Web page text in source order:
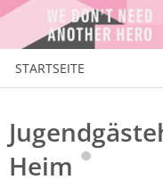
STARTSEITE
Heim